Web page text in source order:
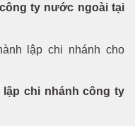
ty nước ngoài tại
lập chi nhánh cho
lập chi nhánh công ty